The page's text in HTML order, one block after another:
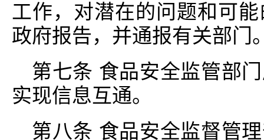
工作，对潜在的问题和可
政府报告，并通报有关部门
第七条 食品安全监管部
实现信息互通。
第八条 食品安全监督管